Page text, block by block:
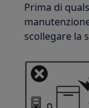
Prima di
scollegare la